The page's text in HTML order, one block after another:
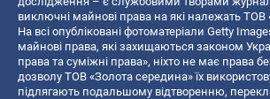
виключні майнові права на які належать ТОВ
На всі опубліковані фотоматеріали Getty
майнові права, які захищаються законом
права та суміжні права», ніхто не має права
дозволу ТОВ «Золота середина» їх
підлягають подальшому відтворенню,